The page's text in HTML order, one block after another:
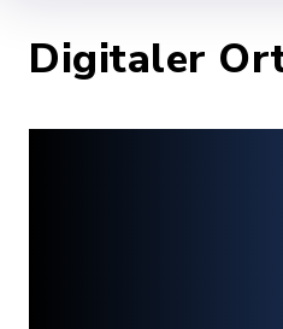
Digitaler